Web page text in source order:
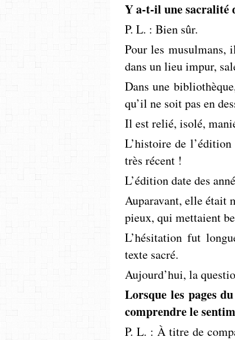
Y a-t-il une sacralité
P. L. : Bien sûr.
Pour les musulmans,
dans un lieu impur,
Dans une
qu’il ne soit pas en
Il est relié, isolé,
L’histoire de
très récent !
L’édition date des
­Auparavant, elle était
pieux, qui mettaient
L’hésitation fut
texte ­sacré. ­
Aujourd’hui, la
Lorsque les pages
comprendre le
P. L. : À titre de